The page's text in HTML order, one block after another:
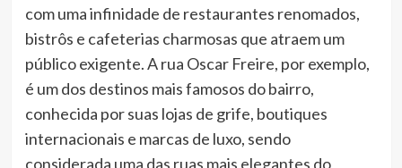
com uma infinidade de restaurantes renomados,
bistrôs e cafeterias charmosas que atraem um
público exigente. A rua Oscar Freire, por exemplo,
é um dos destinos mais famosos do bairro,
conhecida por suas lojas de grife, boutiques
internacionais e marcas de luxo, sendo
considerada uma das ruas mais elegantes do